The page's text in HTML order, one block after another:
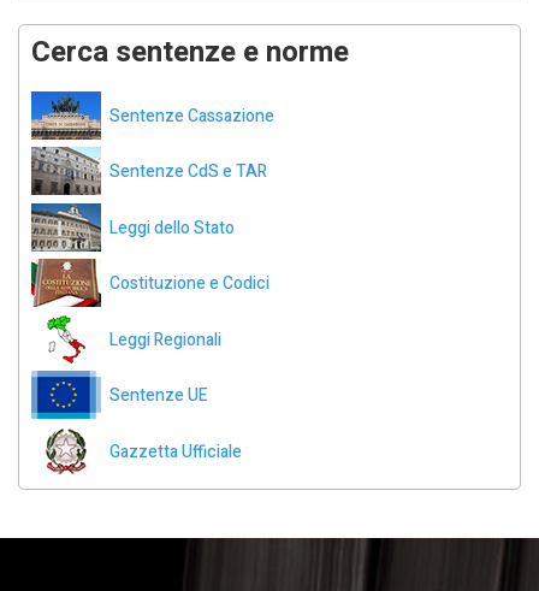
Cerca sentenze e norme
Sentenze Cassazione
Sentenze CdS e TAR
Leggi dello Stato
Costituzione e Codici
Leggi Regionali
Sentenze UE
Gazzetta Ufficiale